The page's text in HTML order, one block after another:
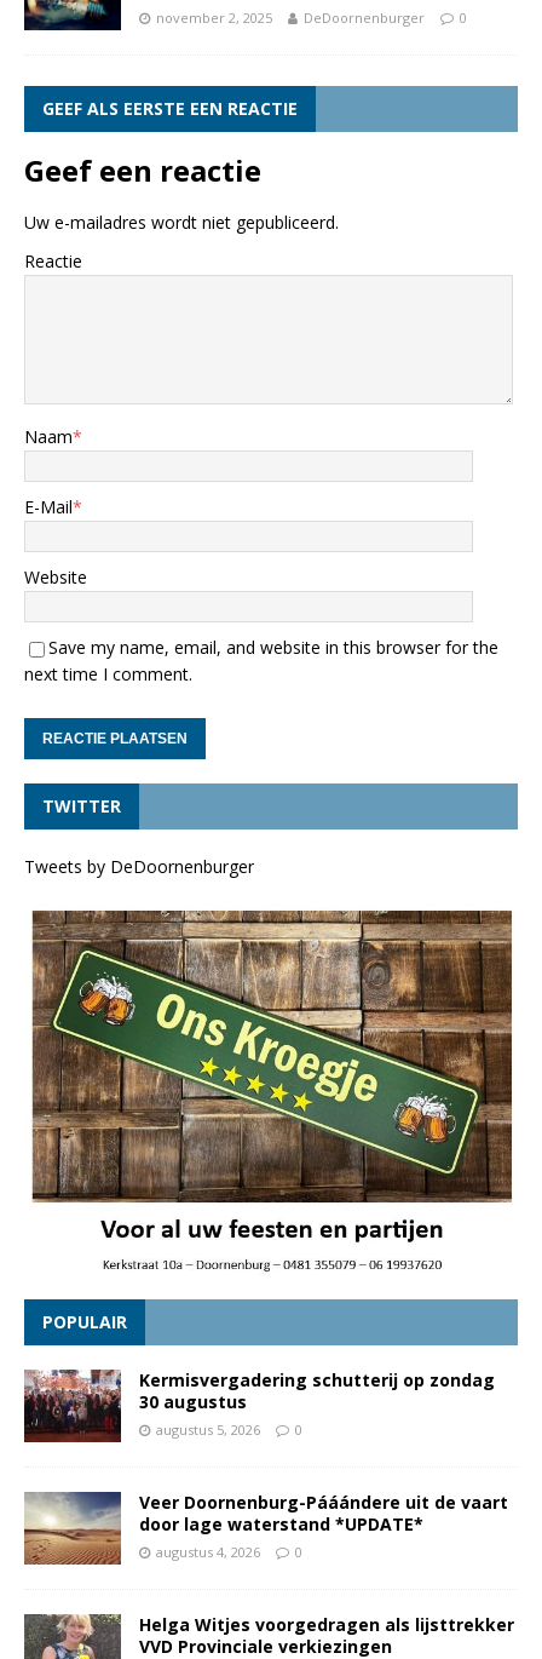
november 2, 2025 DeDoornenburger 0
GEEF ALS EERSTE EEN REACTIE
Geef een reactie
Uw e-mailadres wordt niet gepubliceerd.
Reactie
Naam*
E-Mail*
Website
Save my name, email, and website in this browser for the
next time I comment.
TWITTER
Tweets by DeDoornenburger
POPULAIR
Kermisvergadering schutterij op zondag
30 augustus
augustus 5, 2026 0
Veer Doornenburg-Pááándere uit de vaart
door lage waterstand *UPDATE*
augustus 4, 2026 0
Helga Witjes voorgedragen als lijsttrekker
VVD Provinciale verkiezingen